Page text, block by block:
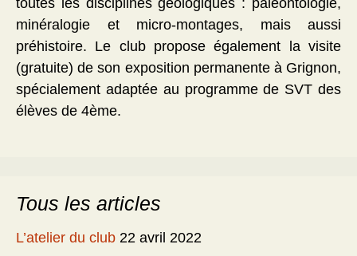
toutes les disciplines géologiques : paléontologie,
minéralogie et micro-montages, mais aussi
préhistoire. Le club propose également la visite
(gratuite) de son exposition permanente à Grignon,
spécialement adaptée au programme de SVT des
élèves de 4ème.
Tous les articles
L’atelier du club 22 avril 2022